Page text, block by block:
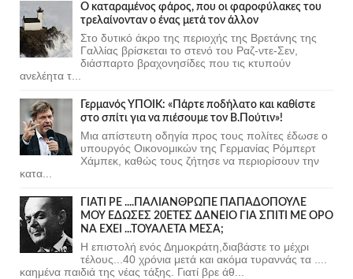
Ο καταραμένος φάρος, που οι φαροφύλακες του
τρελαίνονταν ο ένας μετά τον άλλον
Στο δυτικό άκρο της περιοχής της Βρετάνης της
Γαλλίας βρίσκεται το στενό του Ραζ-ντε-Σεν,
διάσπαρτο βραχονησίδες που τις κτυπούν
ανελέητα τ...
Γερμανός ΥΠΟΙΚ: «Πάρτε ποδήλατο και καθίστε
στο σπίτι για να πιέσουμε τον Β.Πούτιν»!
Μια απίστευτη οδηγία προς τους πολίτες έδωσε ο
υπουργός Οικονομικών της Γερμανίας Ρόμπερτ
Χάμπεκ, καθώς τους ζήτησε να περιορίσουν την
κατα...
ΓΙΑΤΙ ΡΕ ....ΠΑΛΙΑΝΘΡΩΠΕ ΠΑΠΑΔΟΠΟΥΛΕ
ΜΟΥ ΕΔΩΣΕΣ 20ΕΤΕΣ ΔΑΝΕΙΟ ΓΙΑ ΣΠΙΤΙ ΜΕ ΟΡΟ
ΝΑ ΕΧΕΙ ...ΤΟΥΑΛΕΤΑ ΜΕΣΑ;
Η επιστολή ενός Δημοκράτη,διαβάστε το μέχρι
τέλους...40 χρόνια μετά και ακόμα τυραννάς τα ....
καημένα παιδιά της νέας τάξης. Γιατί βρε άθ...